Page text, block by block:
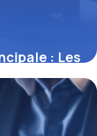
: Les